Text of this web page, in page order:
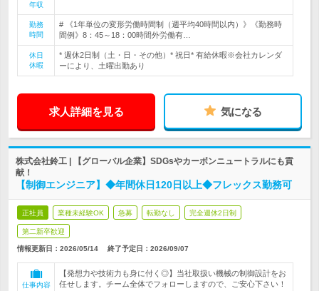
年収
勤務
時間
# 《1年単位の変形労働時間制（週平均40時間以内）》《勤務時
間例》8：45～18：00時間外労働有…
休日
休暇
* 週休2日制（土・日・その他）* 祝日* 有給休暇※会社カレンダ
ーにより、土曜出勤あり
求人詳細を見る 気になる
株式会社鈴工 | 【グローバル企業】SDGsやカーボンニュートラルにも貢
献！
【制御エンジニア】◆年間休日120日以上◆フレックス勤務可
正社員 業種未経験OK 急募 転勤なし 完全週休2日制
第二新卒歓迎
情報更新日：2026/05/14 終了予定日： 2026/09/07
仕事内容
【発想力や技術力も身に付く◎】当社取扱い機械の制御設計をお
任せします。チーム全体でフォローしますので、ご安心下さい！